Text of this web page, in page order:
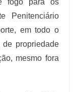
fogo para os
Penitenciário
em todo o
propriedade
mesmo fora